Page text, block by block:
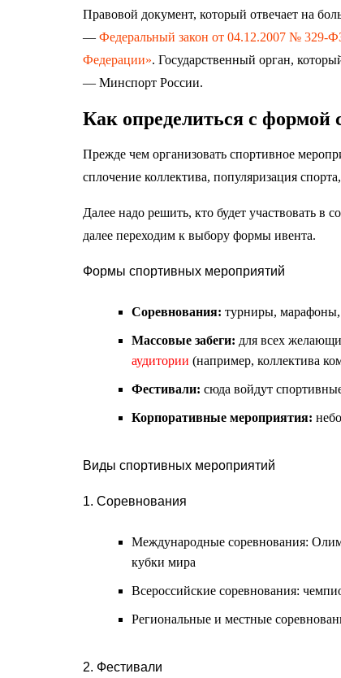
Правовой документ, который отвечает на
— Федеральный закон от 04.12.2007 № 329-
Федерации». Государственный орган,
— Минспорт России.
Как определиться с формой
Прежде чем организовать спортивное
сплочение коллектива, популяризация
Далее надо решить, кто будет участвовать
далее переходим к выбору формы ивента.
Формы спортивных мероприятий
Соревнования: турниры, марафоны,
Массовые забеги: для всех
аудитории (например, коллектива
Фестивали: сюда войдут
Корпоративные мероприятия:
Виды спортивных мероприятий
1. Соревнования
Международные соревнования:
кубки мира
Всероссийские соревнования:
Региональные и местные
2. Фестивали